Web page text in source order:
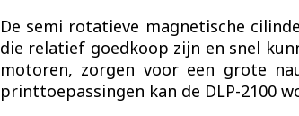
De semi rotatieve magnetische
die relatief goedkoop zijn en snel
motoren, zorgen voor een grote
printtoepassingen kan de DLP-2100